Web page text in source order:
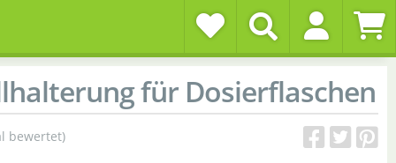
für Dosierflaschen
bewertet)